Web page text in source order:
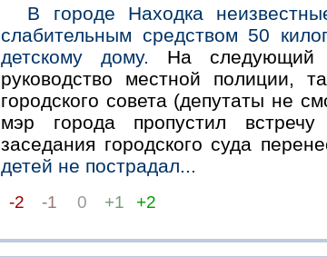
В городе Находка
слабительным средством 50
детскому дому. На следующий
руководство местной полиции,
городского совета (депутаты не
мэр города пропустил
заседания городского суда
детей не пострадал...
-2 -1 0 +1 +2